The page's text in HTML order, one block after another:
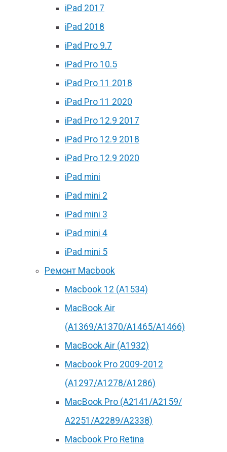
iPad 2017
iPad 2018
iPad Pro 9.7
iPad Pro 10.5
iPad Pro 11 2018
iPad Pro 11 2020
iPad Pro 12.9 2017
iPad Pro 12.9 2018
iPad Pro 12.9 2020
iPad mini
iPad mini 2
iPad mini 3
iPad mini 4
iPad mini 5
Ремонт Macbook
Macbook 12 (А1534)
MacBook Air
(A1369/A1370/A1465/A1466)
MacBook Air (A1932)
Macbook Pro 2009-2012
(A1297/A1278/A1286)
MacBook Pro (А2141/А2159/
А2251/A2289/A2338)
Macbook Pro Retina